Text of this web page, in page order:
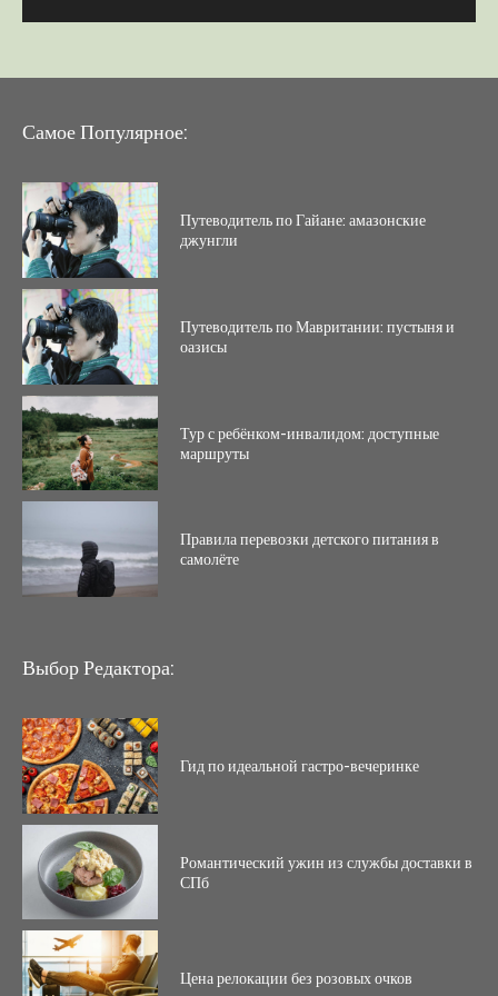
Самое Популярное:
Путеводитель по Гайане: амазонские
джунгли
Путеводитель по Мавритании: пустыня и
оазисы
Тур с ребёнком-инвалидом: доступные
маршруты
Правила перевозки детского питания в
самолёте
Выбор Редактора:
Гид по идеальной гастро-вечеринке
Романтический ужин из службы доставки в
СПб
Цена релокации без розовых очков